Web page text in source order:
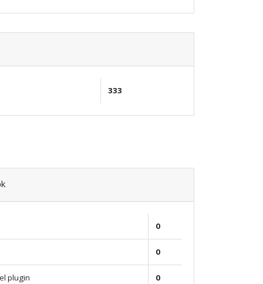
333
0
0
plugin 0